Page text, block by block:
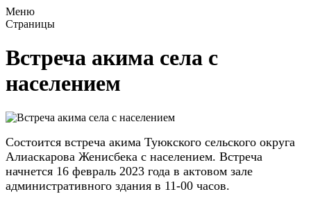
Меню
Страницы
Встреча акима села с
населением
Состоится встреча акима Туюкского сельского округа
Алиаскарова Женисбека с населением. Встреча
начнется 16 февраль 2023 года в актовом зале
административного здания в 11-00 часов.